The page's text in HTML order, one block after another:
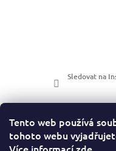
Tento web používá
tohoto webu
Sledovat na